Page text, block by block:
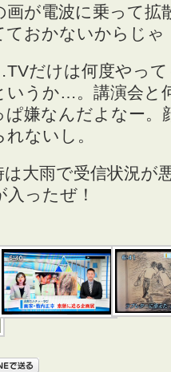
画が電波に乗って拡
ておかないからじゃ
だけは何度やっ
いうか…。講演会と
ぱ嫌なんだよなー。
ないし。
大雨で受信状況が
ったぜ！